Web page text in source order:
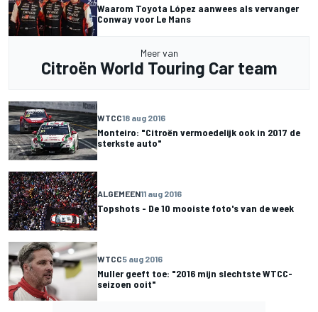
Waarom Toyota López aanwees als vervanger
Conway voor Le Mans
Meer van
Citroën World Touring Car team
WTCC18 aug 2016
Monteiro: "Citroën vermoedelijk ook in 2017 de
sterkste auto"
ALGEMEEN11 aug 2016
Topshots - De 10 mooiste foto's van de week
WTCC5 aug 2016
Muller geeft toe: "2016 mijn slechtste WTCC-
seizoen ooit"